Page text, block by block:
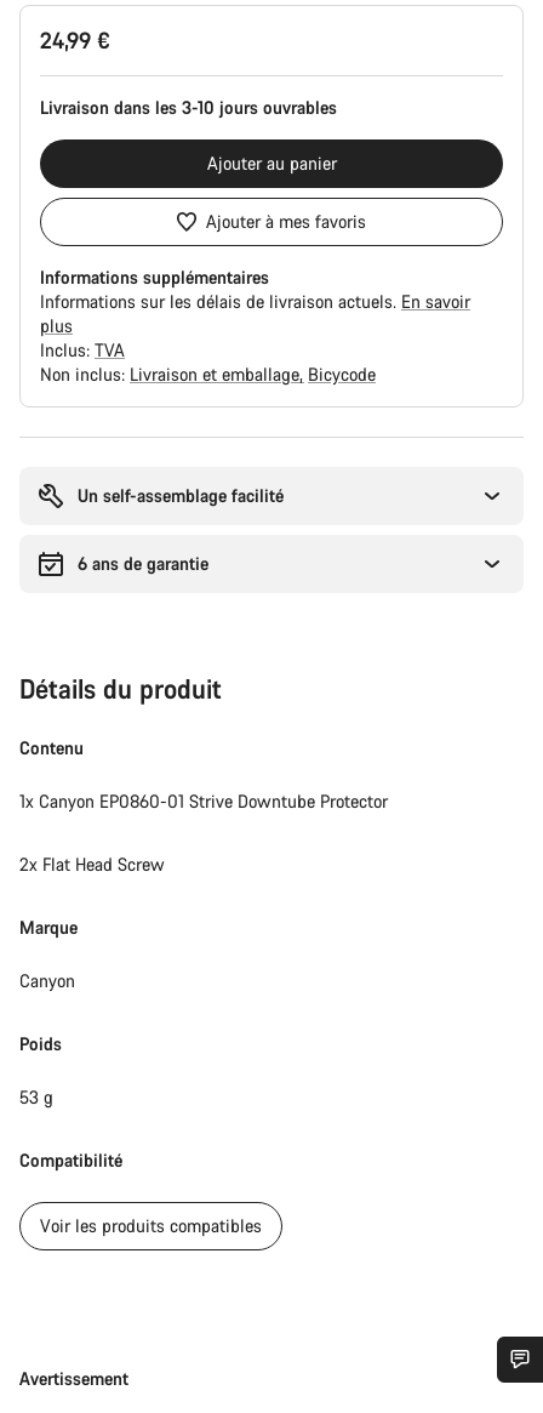
Configuration
24,99 €
Livraison dans les 3-10 jours ouvrables
Ajouter au panier
Ajouter à mes favoris
Informations supplémentaires
Informations sur les délais de livraison actuels. En savoir
plus
Inclus: TVA
Non inclus: Livraison et emballage Bicycode
Un self-assemblage facilité
6 ans de garantie
Détails du produit
Contenu
1x Canyon EP0860-01 Strive Downtube Protector
2x Flat Head Screw
Marque
Canyon
Poids
53 g
Compatibilité
Voir les produits compatibles
Avertissement
Avertissement